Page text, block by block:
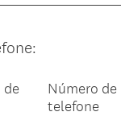
de
Número de
telefone